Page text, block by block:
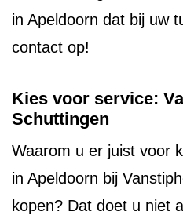
in Apeldoorn dat bij uw
contact op!
Kies voor service:
Schuttingen
Waarom u er juist voor
in Apeldoorn bij
kopen? Dat doet u niet